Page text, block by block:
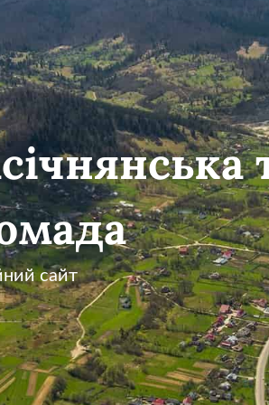
сайт